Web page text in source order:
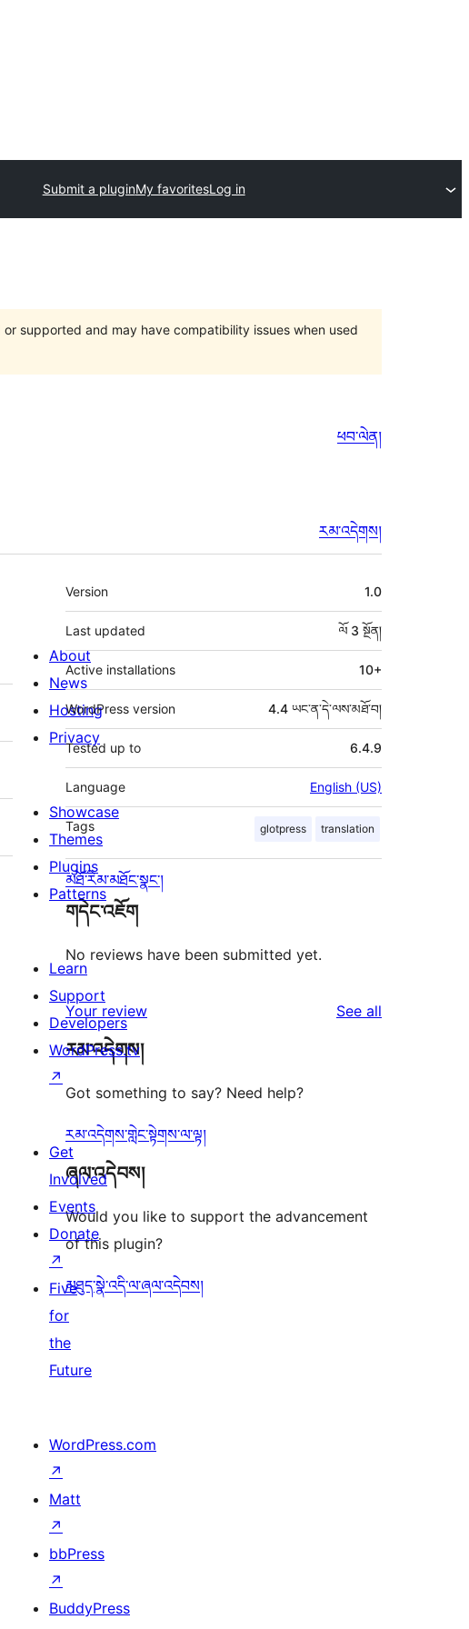
Submit a pluginMy favoritesLog in
supported and may have compatibility issues when used
ཕབ་ལེན།
རམ་འདེགས།
ཟུར་
བརྗོད།
Version 1.0
Last updated ལོ 3 སྔོན།
Active installations 10+
WordPress version 4.4 ཡང་ན་དེ་ལས་མཐོ་བ།
Tested up to 6.4.9
Language English (US)
Tags glotpress translation
མཐོ་རིམ་མཐོང་སྣང་།
གདེང་འཇོག
No reviews have been submitted yet.
Your review See all
རམ་འདེགས།
Got something to say? Need help?
རམ་འདེགས་གླེང་སྟེགས་ལ་ལྟ།
ཞལ་འདེབས།
Would you like to support the advancement
of this plugin?
མཐུད་སྣེ་འདི་ལ་ཞལ་འདེབས།
About
News
Hosting
Privacy
Showcase
Themes
Plugins
Patterns
Learn
Support
Developers
WordPress.tv
↗
Get
Involved
Events
Donate
↗
Five
for
the
Future
WordPress.com
↗
Matt
↗
bbPress
↗
BuddyPress